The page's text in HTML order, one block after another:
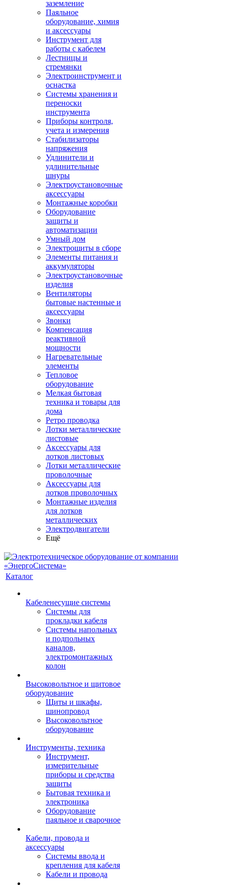
заземление
Паяльное
оборудование, химия
и аксессуары
Инструмент для
работы с кабелем
Лестницы и
стремянки
Электроинструмент и
оснастка
Системы хранения и
переноски
инструмента
Приборы контроля,
учета и измерения
Стабилизаторы
напряжения
Удлинители и
удлинительные
шнуры
Электроустановочные
аксессуары
Монтажные коробки
Оборудование
защиты и
автоматизации
Умный дом
Электрощиты в сборе
Элементы питания и
аккумуляторы
Электроустановочные
изделия
Вентиляторы
бытовые настенные и
аксессуары
Звонки
Компенсация
реактивной
мощности
Нагревательные
элементы
Тепловое
оборудование
Мелкая бытовая
техника и товары для
дома
Ретро проводка
Лотки металлические
листовые
Аксессуары для
лотков листовых
Лотки металлические
проволочные
Аксессуары для
лотков проволочных
Монтажные изделия
для лотков
металлических
Электродвигатели
Ещё
Каталог
Кабеленесущие системы
Системы для
прокладки кабеля
Системы напольных
и подпольных
каналов,
электромонтажных
колон
Высоковольтное и щитовое
оборудование
Щиты и шкафы,
шинопровод
Высоковольтное
оборудование
Инструменты, техника
Инструмент,
измерительные
приборы и средства
защиты
Бытовая техника и
электроника
Оборудование
паяльное и сварочное
Кабели, провода и
аксессуары
Системы ввода и
крепления для кабеля
Кабели и провода